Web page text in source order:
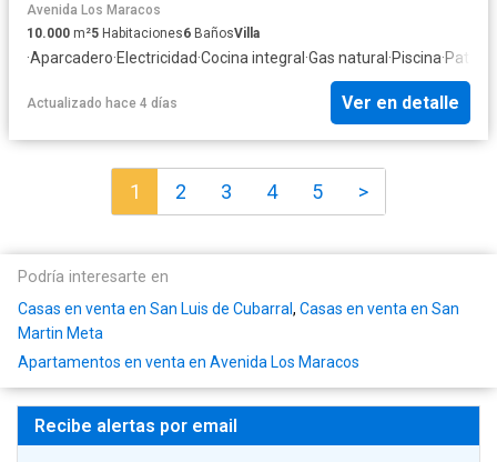
Avenida Los Maracos
10.000 m²5 Habitaciones6 BañosVilla
·Aparcadero·Electricidad·Cocina integral ·Gas natural ·Piscina·Patio
Actualizado hace 4 días Ver en detalle
1 2 3 4 5 >
Podría interesarte en
Casas en venta en San Luis de Cubarral, Casas en venta en San
Martin Meta
Apartamentos en venta en Avenida Los Maracos
Recibe alertas por email